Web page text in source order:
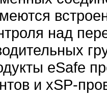
над
eSafe
и xSP-